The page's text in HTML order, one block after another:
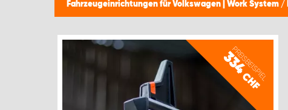
Fahrzeugeinrichtungen für Volkswagen | Work System /
PREISBEISPIEL
334
CHF